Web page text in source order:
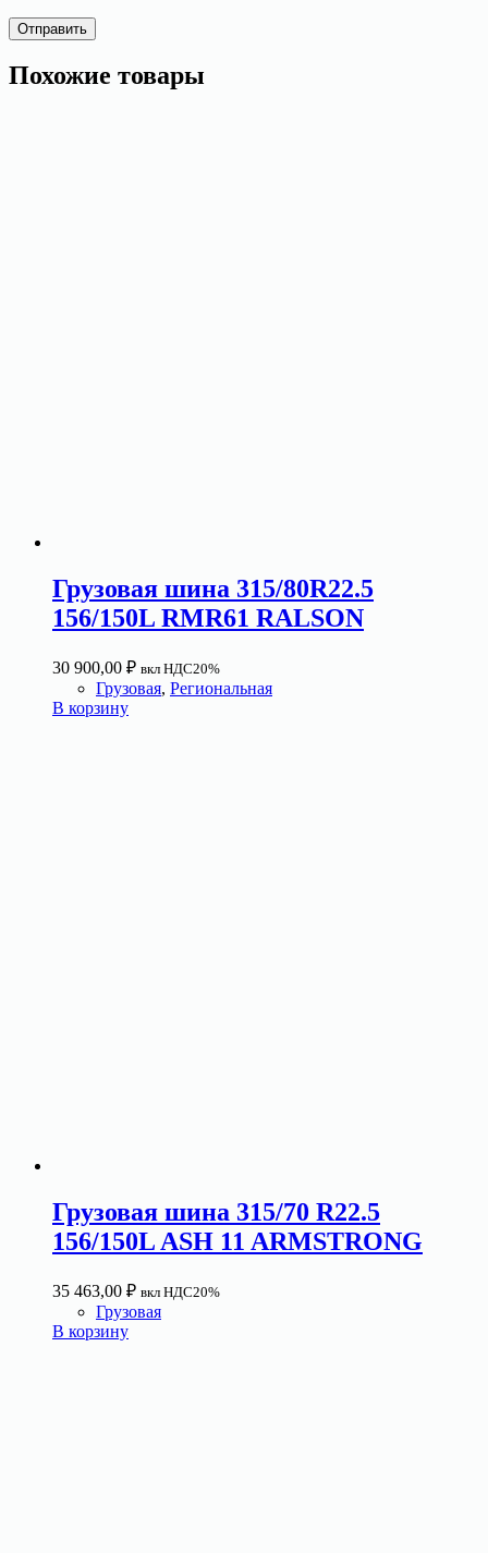
Отправить
Похожие товары
Грузовая шина 315/80R22.5
156/150L RMR61 RALSON
30 900,00 ₽ вкл НДС20%
Грузовая, Региональная
В корзину
Грузовая шина 315/70 R22.5
156/150L ASH 11 ARMSTRONG
35 463,00 ₽ вкл НДС20%
Грузовая
В корзину